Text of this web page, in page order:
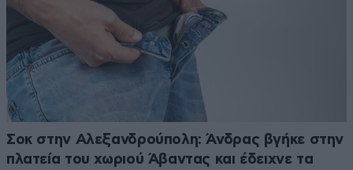
Σοκ στην Αλεξανδρούπολη: Άνδρας βγήκε στην
πλατεία του χωριού Άβαντας και έδειχνε τα